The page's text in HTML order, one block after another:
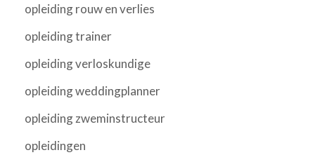
opleiding rouw en verlies
opleiding trainer
opleiding verloskundige
opleiding weddingplanner
opleiding zweminstructeur
opleidingen